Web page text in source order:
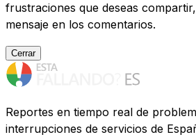
frustraciones que deseas
mensaje en los comentarios.
Cerrar
Reportes en tiempo real de
interrupciones de servicios de